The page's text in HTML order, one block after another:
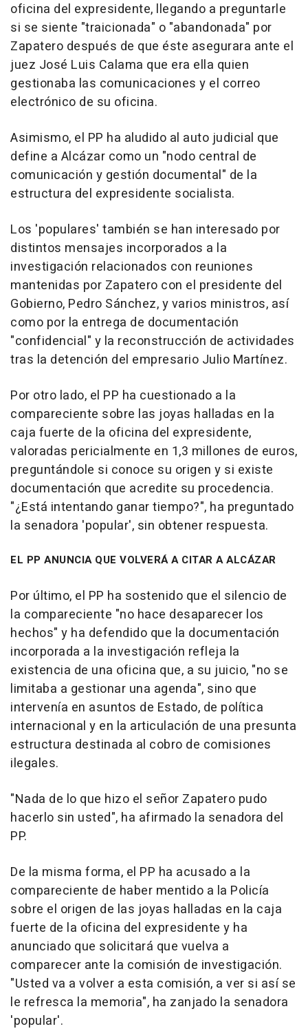
oficina del expresidente, llegando a preguntarle
si se siente "traicionada" o "abandonada" por
Zapatero después de que éste asegurara ante el
juez José Luis Calama que era ella quien
gestionaba las comunicaciones y el correo
electrónico de su oficina.
Asimismo, el PP ha aludido al auto judicial que
define a Alcázar como un "nodo central de
comunicación y gestión documental" de la
estructura del expresidente socialista.
Los 'populares' también se han interesado por
distintos mensajes incorporados a la
investigación relacionados con reuniones
mantenidas por Zapatero con el presidente del
Gobierno, Pedro Sánchez, y varios ministros, así
como por la entrega de documentación
"confidencial" y la reconstrucción de actividades
tras la detención del empresario Julio Martínez.
Por otro lado, el PP ha cuestionado a la
compareciente sobre las joyas halladas en la
caja fuerte de la oficina del expresidente,
valoradas pericialmente en 1,3 millones de euros,
preguntándole si conoce su origen y si existe
documentación que acredite su procedencia.
"¿Está intentando ganar tiempo?", ha preguntado
la senadora 'popular', sin obtener respuesta.
EL PP ANUNCIA QUE VOLVERÁ A CITAR A ALCÁZAR
Por último, el PP ha sostenido que el silencio de
la compareciente "no hace desaparecer los
hechos" y ha defendido que la documentación
incorporada a la investigación refleja la
existencia de una oficina que, a su juicio, "no se
limitaba a gestionar una agenda", sino que
intervenía en asuntos de Estado, de política
internacional y en la articulación de una presunta
estructura destinada al cobro de comisiones
ilegales.
"Nada de lo que hizo el señor Zapatero pudo
hacerlo sin usted", ha afirmado la senadora del
PP.
De la misma forma, el PP ha acusado a la
compareciente de haber mentido a la Policía
sobre el origen de las joyas halladas en la caja
fuerte de la oficina del expresidente y ha
anunciado que solicitará que vuelva a
comparecer ante la comisión de investigación.
"Usted va a volver a esta comisión, a ver si así se
le refresca la memoria", ha zanjado la senadora
'popular'.